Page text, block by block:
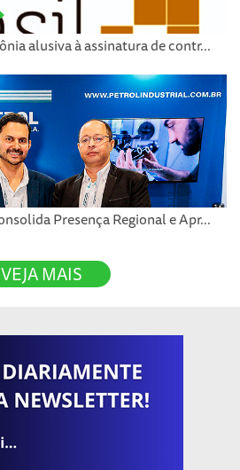
alusiva à assinatura de contr...
Presença Regional e Apr...
VEJA MAIS